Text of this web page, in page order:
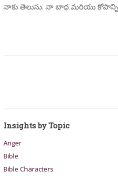
నాకు తెలుసు. నా బాధ మరియు కోపాన్ని
Insights by Topic
Anger
Bible
Bible Characters